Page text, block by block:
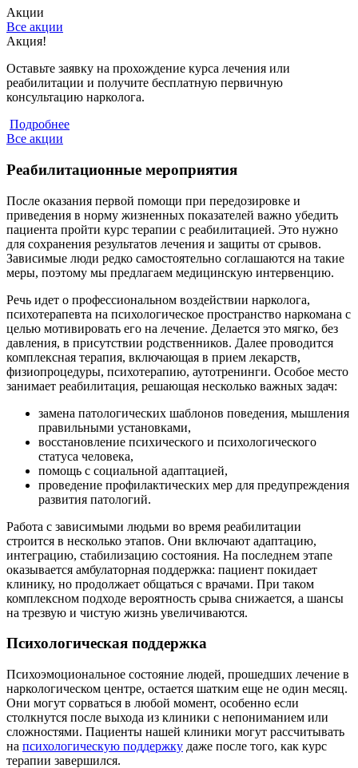
Акции
Все акции
Акция!
Оставьте заявку на прохождение курса лечения или
реабилитации и получите бесплатную первичную
консультацию нарколога.
Подробнее
Все акции
Реабилитационные мероприятия
После оказания первой помощи при передозировке и
приведения в норму жизненных показателей важно убедить
пациента пройти курс терапии с реабилитацией. Это нужно
для сохранения результатов лечения и защиты от срывов.
Зависимые люди редко самостоятельно соглашаются на такие
меры, поэтому мы предлагаем медицинскую интервенцию.
Речь идет о профессиональном воздействии нарколога,
психотерапевта на психологическое пространство наркомана с
целью мотивировать его на лечение. Делается это мягко, без
давления, в присутствии родственников. Далее проводится
комплексная терапия, включающая в прием лекарств,
физиопроцедуры, психотерапию, аутотренинги. Особое место
занимает реабилитация, решающая несколько важных задач:
замена патологических шаблонов поведения, мышления
правильными установками,
восстановление психического и психологического
статуса человека,
помощь с социальной адаптацией,
проведение профилактических мер для предупреждения
развития патологий.
Работа с зависимыми людьми во время реабилитации
строится в несколько этапов. Они включают адаптацию,
интеграцию, стабилизацию состояния. На последнем этапе
оказывается амбулаторная поддержка: пациент покидает
клинику, но продолжает общаться с врачами. При таком
комплексном подходе вероятность срыва снижается, а шансы
на трезвую и чистую жизнь увеличиваются.
Психологическая поддержка
Психоэмоциональное состояние людей, прошедших лечение в
наркологическом центре, остается шатким еще не один месяц.
Они могут сорваться в любой момент, особенно если
столкнутся после выхода из клиники с непониманием или
сложностями. Пациенты нашей клиники могут рассчитывать
на психологическую поддержку даже после того, как курс
терапии завершился.